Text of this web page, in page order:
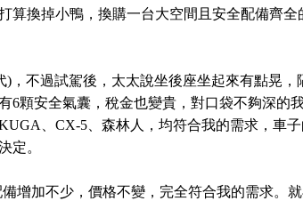
算換掉小鴨，換購一台大空間且安全配備齊全
，不過試駕後，太太說坐後座坐起來有點晃，
6顆安全氣囊，稅金也變貴，對口袋不夠深的
、CX-5、森林人，均符合我的需求，車子
定。
增加不少，價格不變，完全符合我的需求。